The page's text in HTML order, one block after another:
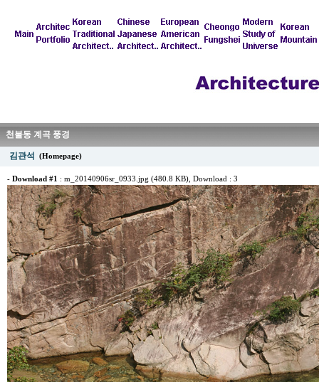
천불동 계곡 풍경
김관석 (Homepage)
- Download #1 : m_20140906sr_0933.jpg (480.8 KB) , Download : 3